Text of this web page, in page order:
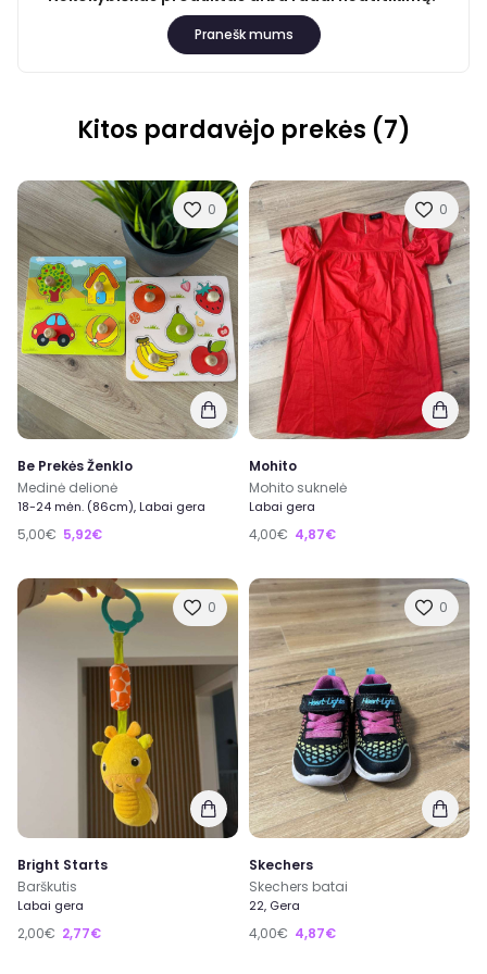
Pranešk mums
Kitos pardavėjo prekės (7)
0
Be Prekės Ženklo
Medinė delionė
18-24 mėn. (86cm), Labai gera
5,00€ 5,92€
0
Mohito
Mohito suknelė
Labai gera
4,00€ 4,87€
0
Bright Starts
Barškutis
Labai gera
2,00€ 2,77€
0
Skechers
Skechers batai
22, Gera
4,00€ 4,87€